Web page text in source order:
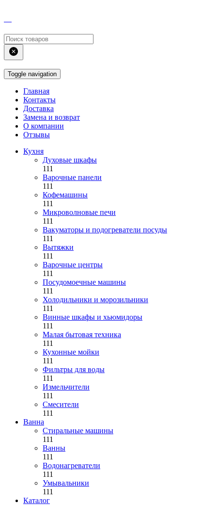
Toggle navigation
Главная
Контакты
Доставка
Замена и возврат
О компании
Отзывы
Кухня
Духовые шкафы
111
Варочные панели
111
Кофемашины
111
Микроволновые печи
111
Вакуматоры и подогреватели посуды
111
Вытяжки
111
Варочные центры
111
Посудомоечные машины
111
Холодильники и морозильники
111
Винные шкафы и хьюмидоры
111
Малая бытовая техника
111
Кухонные мойки
111
Фильтры для воды
111
Измельчители
111
Смесители
111
Ванна
Стиральные машины
111
Ванны
111
Водонагреватели
111
Умывальники
111
Каталог